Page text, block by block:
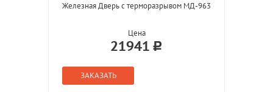
Железная Дверь с терморазрывом МД-963
Цена
21941
ЗАКАЗАТЬ